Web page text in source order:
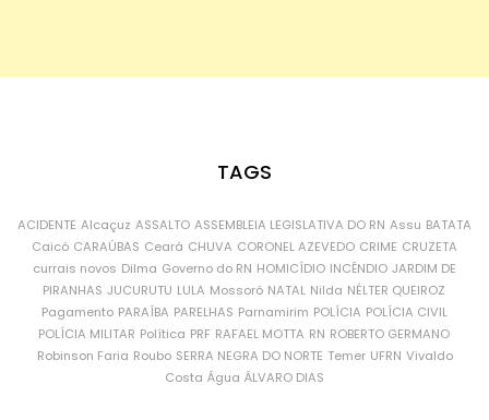
TAGS
ACIDENTE Alcaçuz ASSALTO ASSEMBLEIA LEGISLATIVA DO RN Assu BATATA
Caicó CARAÚBAS Ceará CHUVA CORONEL AZEVEDO CRIME CRUZETA
currais novos Dilma Governo do RN HOMICÍDIO INCÊNDIO JARDIM DE
PIRANHAS JUCURUTU LULA Mossoró NATAL Nilda NÉLTER QUEIROZ
Pagamento PARAÍBA PARELHAS Parnamirim POLÍCIA POLÍCIA CIVIL
POLÍCIA MILITAR Política PRF RAFAEL MOTTA RN ROBERTO GERMANO
Robinson Faria Roubo SERRA NEGRA DO NORTE Temer UFRN Vivaldo
Costa Água ÁLVARO DIAS